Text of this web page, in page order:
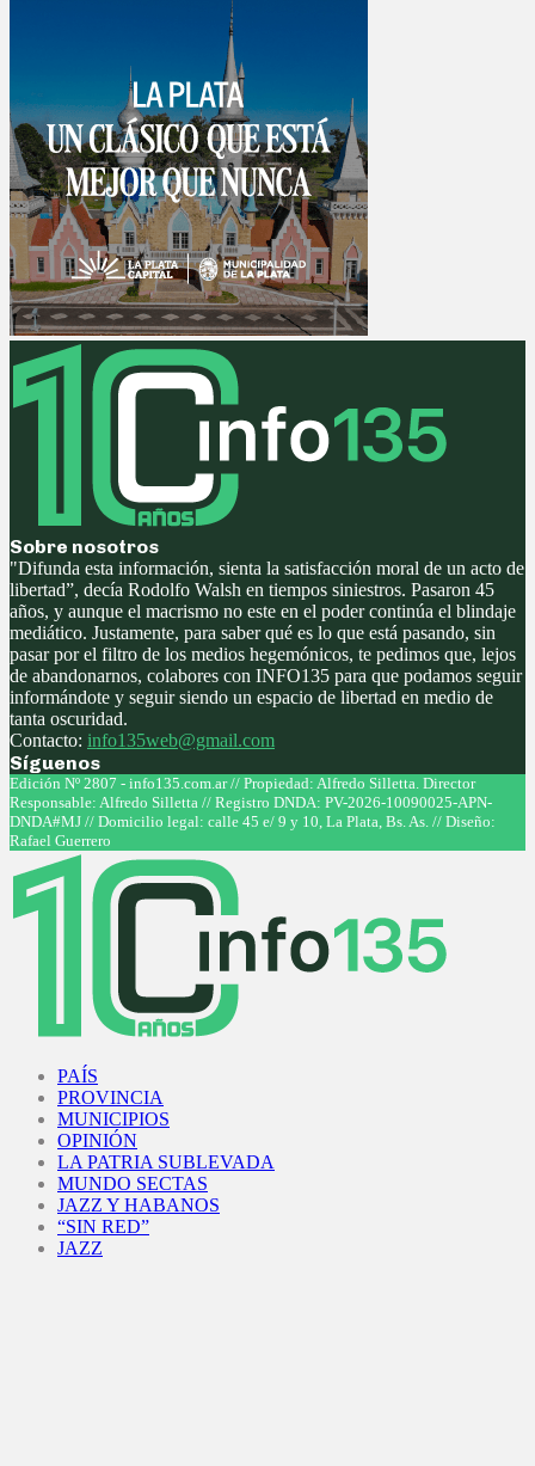
Sobre nosotros
"Difunda esta información, sienta la satisfacción moral de un acto de
libertad”, decía Rodolfo Walsh en tiempos siniestros. Pasaron 45
años, y aunque el macrismo no este en el poder continúa el blindaje
mediático. Justamente, para saber qué es lo que está pasando, sin
pasar por el filtro de los medios hegemónicos, te pedimos que, lejos
de abandonarnos, colabores con INFO135 para que podamos seguir
informándote y seguir siendo un espacio de libertad en medio de
tanta oscuridad.
Contacto: info135web@gmail.com
Síguenos
Facebook
Twitter
Instagram
Youtube
Edición Nº 2807 - info135.com.ar // Propiedad: Alfredo Silletta. Director
Responsable: Alfredo Silletta // Registro DNDA: PV-2026-10090025-APN-
DNDA#MJ // Domicilio legal: calle 45 e/ 9 y 10, La Plata, Bs. As. // Diseño:
Rafael Guerrero
PAÍS
PROVINCIA
MUNICIPIOS
OPINIÓN
LA PATRIA SUBLEVADA
MUNDO SECTAS
JAZZ Y HABANOS
“SIN RED”
JAZZ